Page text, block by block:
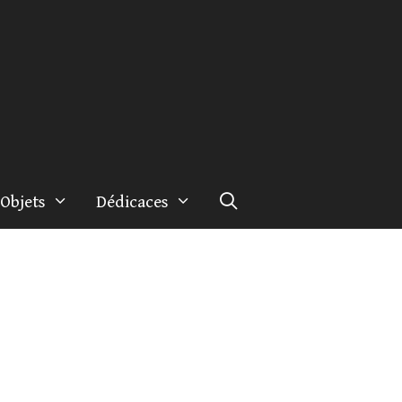
Objets Dédicaces